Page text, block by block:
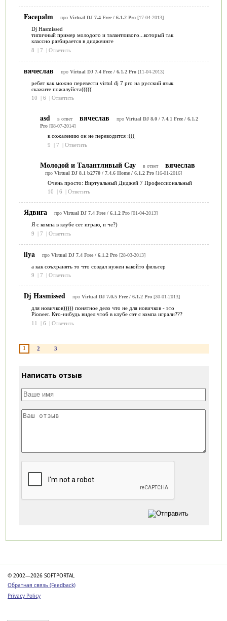
Facepalm про Virtual DJ 7.4 Free / 6.1.2 Pro[17-04-2013]
Dj Hasmissed
типичный пример молодого и талантливого...который так
классно разбирается в диджеинге
8
| 7 | Ответить
вячеслав про Virtual DJ 7.4 Free / 6.1.2 Pro[11-04-2013]
ребят как можно перевести virtul dj 7 pro на русский язык
скажите пожалуйста(((((
10
| 6 | Ответить
asd в ответ вячеслав про Virtual DJ 8.0 / 7.4.1 Free / 6.1.2
Pro[08-07-2014]
к сожалению он не переводится :(((
9
| 7 | Ответить
Молодой и Талантливый Сау в ответ вячеслав
про Virtual DJ 8.1 b2770 / 7.4.6 Home / 6.1.2 Pro[16-01-2016]
Очень просто: Виртуальный Диджей 7 Профессиональный
10
| 6 | Ответить
Ядвига про Virtual DJ 7.4 Free / 6.1.2 Pro[01-04-2013]
Я с компа в клубе сет играю, и че?)
9
| 7 | Ответить
ilya про Virtual DJ 7.4 Free / 6.1.2 Pro[28-03-2013]
а как соъхранять то что создал нужен какойто фильтер
9
| 7 | Ответить
Dj Hasmissed про Virtual DJ 7.0.5 Free / 6.1.2 Pro[30-01-2013]
для новичков))))) понятное дело что не для новичков - это
Pioneer. Кто-нибудь видел чтоб в клубе сэт с компа играли???
11
| 6 | Ответить
1 2 3
Написать отзыв
© 2002—2026 SOFTPORTAL
Обратная связь (Feedback)
Privacy Policy